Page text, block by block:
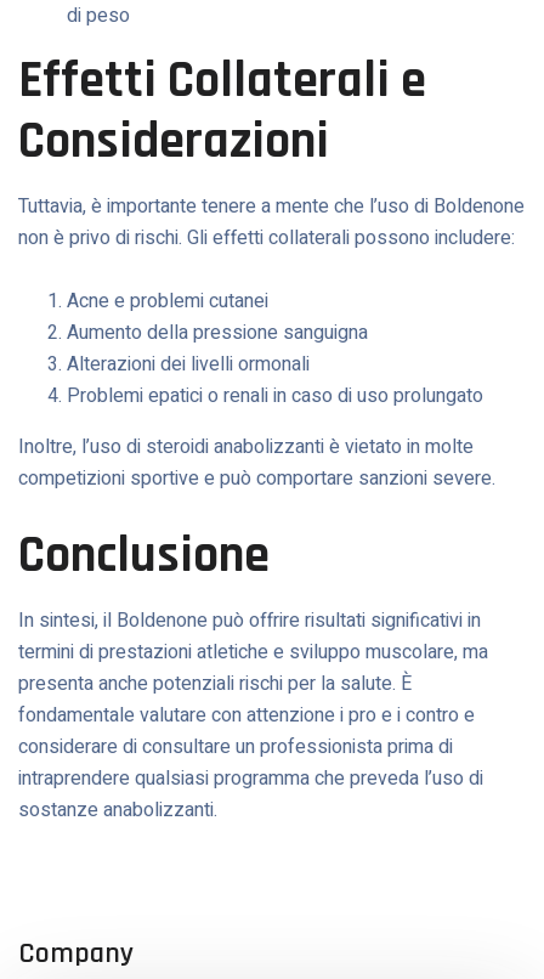
di peso
Effetti Collaterali e
Considerazioni
Tuttavia, è importante tenere a mente che l’uso di Boldenone
non è privo di rischi. Gli effetti collaterali possono includere:
Acne e problemi cutanei
Aumento della pressione sanguigna
Alterazioni dei livelli ormonali
Problemi epatici o renali in caso di uso prolungato
Inoltre, l’uso di steroidi anabolizzanti è vietato in molte
competizioni sportive e può comportare sanzioni severe.
Conclusione
In sintesi, il Boldenone può offrire risultati significativi in
termini di prestazioni atletiche e sviluppo muscolare, ma
presenta anche potenziali rischi per la salute. È
fondamentale valutare con attenzione i pro e i contro e
considerare di consultare un professionista prima di
intraprendere qualsiasi programma che preveda l’uso di
sostanze anabolizzanti.
Company